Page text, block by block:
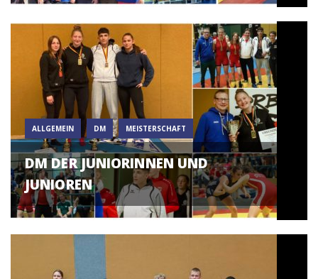
ALLGEMEIN DM MEISTERSCHAFT
DM DER JUNIORINNEN UND
JUNIOREN